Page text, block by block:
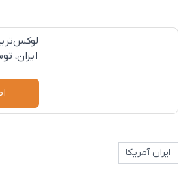
ایران،
ایران آمریکا